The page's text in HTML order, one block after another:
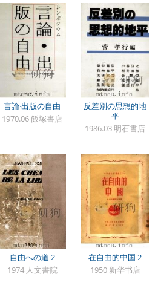
言論·出版の自由
1970.06 飯塚書店
反差別の思想的地
平
1986.03 明石書店
自由への道 2
1974 人文書院
在自由的中国 2
1950 新华书店